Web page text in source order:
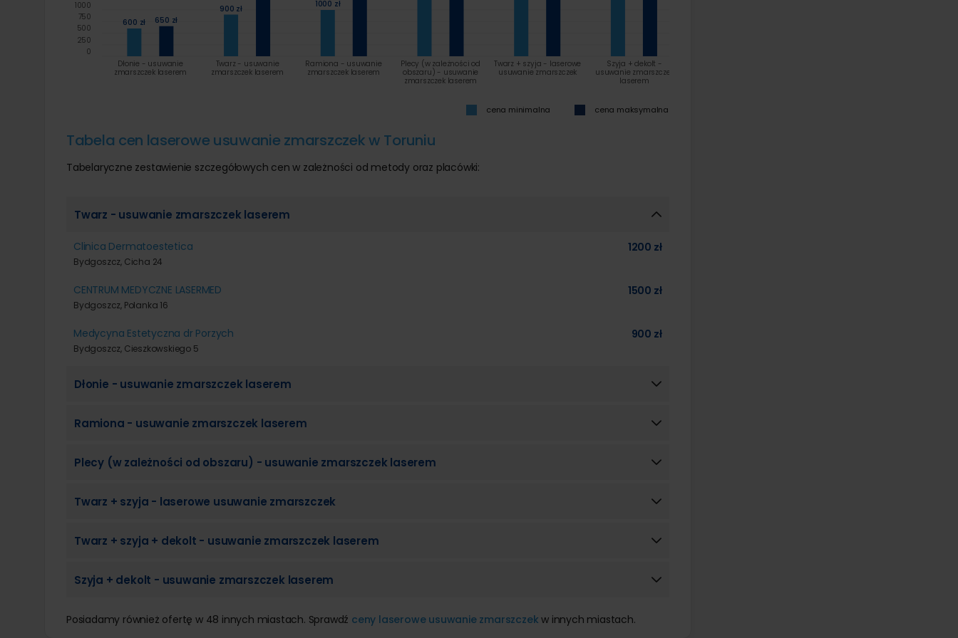
600 zł
900 zł 1000 zł
650 zł
Dłonie - usuwanie
zmarszczek laserem
Twarz - usuwanie
zmarszczek laserem
Ramiona - usuwanie
zmarszczek laserem
Plecy (w zależności od
obszaru) - usuwanie
zmarszczek laserem
Twarz + szyja - laserowe
usuwanie zmarszczek
Szyja + dekolt -
usuwanie zmarszczek
laserem
0
250
500
750
1000
cena minimalna cena maksymalna
Tabela cen laserowe usuwanie zmarszczek w Toruniu
Tabelaryczne zestawienie szczegółowych cen w zależności od metody oraz placówki:
Twarz - usuwanie zmarszczek laserem
Clinica Dermatoestetica
Bydgoszcz, Cicha 24
1200 zł
CENTRUM MEDYCZNE LASERMED
Bydgoszcz, Polanka 16
1500 zł
Medycyna Estetyczna dr Porzych
Bydgoszcz, Cieszkowskiego 5
900 zł
Dłonie - usuwanie zmarszczek laserem
Ramiona - usuwanie zmarszczek laserem
Plecy (w zależności od obszaru) - usuwanie zmarszczek laserem
Twarz + szyja - laserowe usuwanie zmarszczek
Twarz + szyja + dekolt - usuwanie zmarszczek laserem
Szyja + dekolt - usuwanie zmarszczek laserem
Posiadamy również ofertę w 48 innych miastach. Sprawdź ceny laserowe usuwanie zmarszczek w innych miastach.